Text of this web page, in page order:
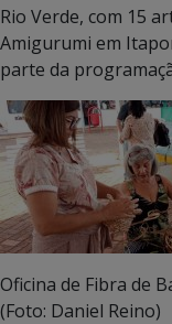
Rio Verde, com 15
Amigurumi em
parte da
Oficina de Fibra de
(Foto: Daniel Reino)